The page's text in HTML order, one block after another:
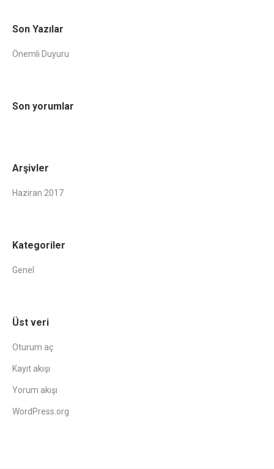
Son Yazılar
Önemli Duyuru
Son yorumlar
Arşivler
Haziran 2017
Kategoriler
Genel
Üst veri
Oturum aç
Kayıt akışı
Yorum akışı
WordPress.org